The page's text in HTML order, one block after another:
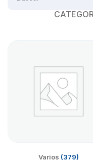
Varios (379)